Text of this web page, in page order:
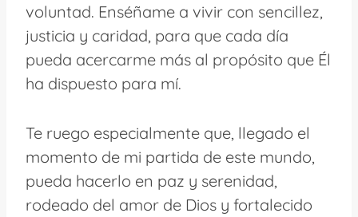
voluntad. Enséñame a vivir con sencillez,
justicia y caridad, para que cada día
pueda acercarme más al propósito que Él
ha dispuesto para mí.
Te ruego especialmente que, llegado el
momento de mi partida de este mundo,
pueda hacerlo en paz y serenidad,
rodeado del amor de Dios y fortalecido